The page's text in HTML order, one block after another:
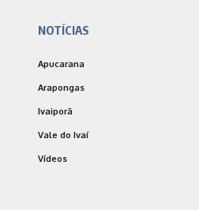
NOTÍCIAS
Apucarana
Arapongas
Ivaiporã
Vale do Ivaí
Vídeos